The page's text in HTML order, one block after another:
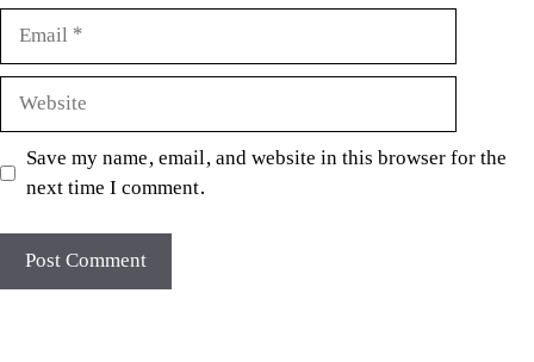
Email
Website
Save my name, email, and website in this browser for the
next time I comment.